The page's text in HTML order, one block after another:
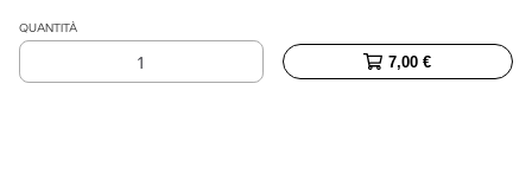
QUANTITÀ
Tote
bag
7,00€